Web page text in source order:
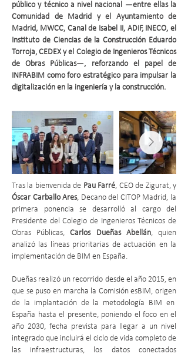
público y técnico a nivel nacional —entre ellas la
Comunidad de Madrid y el Ayuntamiento de
Madrid, MWCC, Canal de Isabel II, ADIF, INECO, el
Instituto de Ciencias de la Construcción Eduardo
Torroja, CEDEX y el Colegio de Ingenieros Técnicos
de Obras Públicas—, reforzando el papel de
INFRABIM como foro estratégico para impulsar la
digitalización en la ingeniería y la construcción.
Tras la bienvenida de Pau Farré, CEO de Zigurat, y
Óscar Carballo Ares, Decano del CITOP Madrid, la
primera ponencia se desarrolló al cargo del
Presidente del Colegio de Ingenieros Técnicos de
Obras Públicas, Carlos Dueñas Abellán, quien
analizó las líneas prioritarias de actuación en la
implementación de BIM en España.
Dueñas realizó un recorrido desde el año 2015, en
que se puso en marcha la Comisión esBIM, origen
de la implantación de la metodología BIM en
España hasta el presente, poniendo el foco en el
año 2030, fecha prevista para llegar a un nivel
integrado que incluirá el ciclo de vida completo de
las infraestructuras, los datos conectados